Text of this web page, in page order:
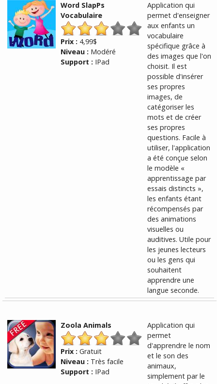
Word SlapPs
Vocabulaire
Prix : 4,99$
Niveau : Modéré
Support : IPad
Application qui
permet d'enseigner
aux enfants un
vocabulaire
spécifique grâce à
des images que l'on
choisit. Il est
possible d'insérer
ses propres
images, de
catégoriser les
mots et de créer
ses propres
questions. Facile à
utiliser, l'application
a été conçue selon
le modèle «
apprentissage par
essais distincts »,
les enfants étant
récompensés par
des animations
visuelles ou
auditives. Utile pour
les jeunes lecteurs
ou les gens qui
souhaitent
apprendre une
langue seconde.
Zoola Animals
Prix : Gratuit
Niveau : Très facile
Support : IPad
Application qui
permet
d'apprendre le nom
et le son des
animaux,
simplement par le